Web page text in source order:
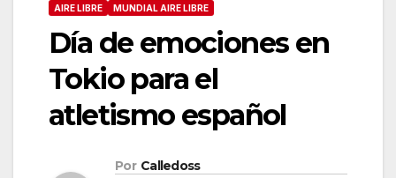
AIRE LIBRE MUNDIAL AIRE LIBRE
Día de emociones en
Tokio para el
atletismo español
Por Calledoss